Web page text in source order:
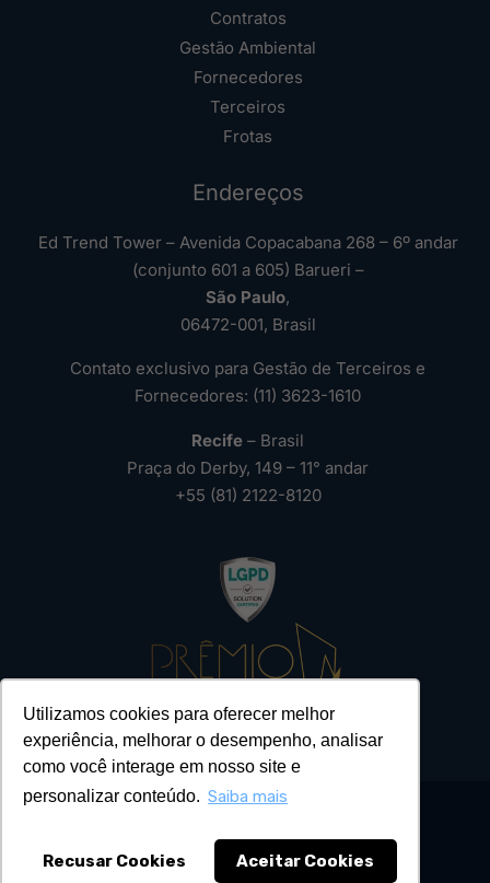
Utilizamos cookies para oferecer melhor
experiência, melhorar o desempenho, analisar
como você interage em nosso site e
personalizar conteúdo. Saiba mais
Recusar Cookies Aceitar Cookies
Contratos
Gestão Ambiental
Fornecedores
Terceiros
Frotas
Endereços
Ed Trend Tower – Avenida Copacabana 268 – 6º andar
(conjunto 601 a 605) Barueri –
São Paulo,
06472-001, Brasil
Contato exclusivo para Gestão de Terceiros e
Fornecedores: (11) 3623-1610
Recife – Brasil
Praça do Derby, 149 – 11° andar
+55 (81) 2122-8120
2026 – Todos os Direitos Reservados ®